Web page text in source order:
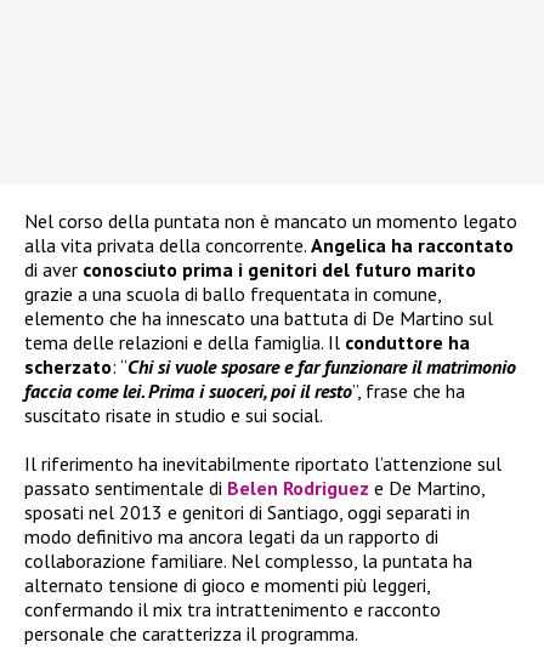
Nel corso della puntata non è mancato un momento legato
alla vita privata della concorrente. Angelica ha raccontato
di aver conosciuto prima i genitori del futuro marito
grazie a una scuola di ballo frequentata in comune,
elemento che ha innescato una battuta di De Martino sul
tema delle relazioni e della famiglia. Il conduttore ha
scherzato: “Chi si vuole sposare e far funzionare il matrimonio
faccia come lei. Prima i suoceri, poi il resto”, frase che ha
suscitato risate in studio e sui social.
Il riferimento ha inevitabilmente riportato l’attenzione sul
passato sentimentale di Belen Rodriguez e De Martino,
sposati nel 2013 e genitori di Santiago, oggi separati in
modo definitivo ma ancora legati da un rapporto di
collaborazione familiare. Nel complesso, la puntata ha
alternato tensione di gioco e momenti più leggeri,
confermando il mix tra intrattenimento e racconto
personale che caratterizza il programma.